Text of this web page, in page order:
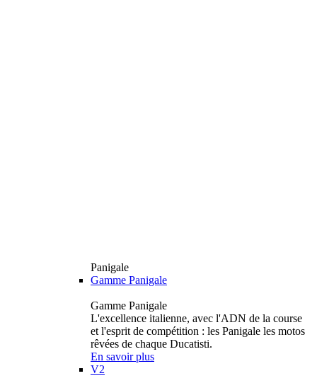
Panigale
Gamme Panigale
Gamme Panigale
L'excellence italienne, avec l'ADN de la course
et l'esprit de compétition : les Panigale les motos
rêvées de chaque Ducatisti.
En savoir plus
V2